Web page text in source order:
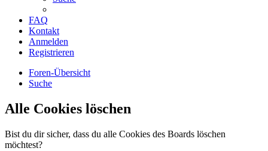
FAQ
Kontakt
Anmelden
Registrieren
Foren-Übersicht
Suche
Alle Cookies löschen
Bist du dir sicher, dass du alle Cookies des Boards löschen
möchtest?